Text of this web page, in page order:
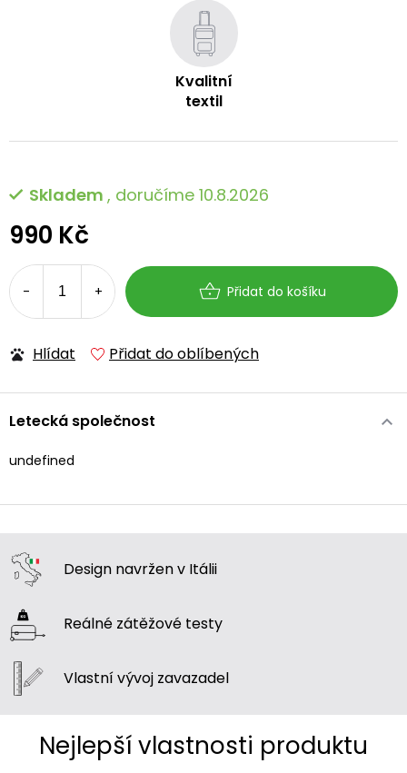
990 Kč
cena:
Skladem , doručíme 10.8.2026
Přidat do košíku
Hlídat Přidat do oblíbených
Kvalitní
textil
Letecká společnost
undefined
Design navrženv Itálii
Reálné zátěžové testy
Vlastní vývoj zavazadel
Nejlepší vlastnosti produktu